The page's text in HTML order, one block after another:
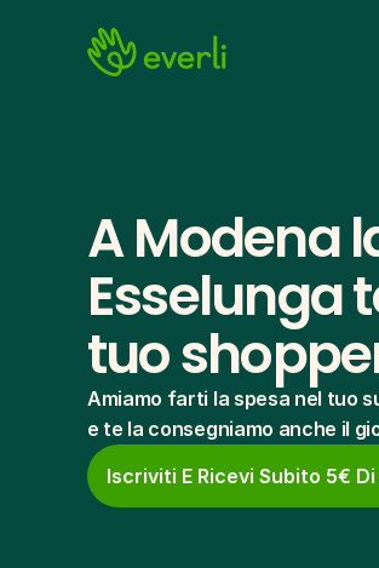
A Modena
Esselunga
tuo
Amiamo farti la spesa nel tuo
e te la consegniamo anche il
Iscriviti E Ricevi Subito 5€